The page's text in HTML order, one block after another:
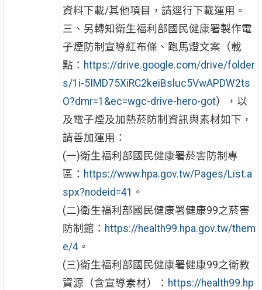
資料下載/其他項目，請逕行下載運用。
三、另轉知衛生福利部國民健康署製作電
子煙防制宣導紅布條、跑馬燈文案（載
點： https://drive.google.com/drive/folder
s/1i-5IMD75XiRC2keiBsluc5VwAPDW2ts
O?dmr=1&ec=wgc-drive-hero-got），以
及電子煙及加熱菸防制資訊與素材如下，
請善加運用：
(一)衛生福利部國民健康署菸害防制專
區： https://www.hpa.gov.tw/Pages/List.a
spx?nodeid=41 。
(二)衛生福利部國民健康署健康99之菸害
防制館： https://health99.hpa.gov.tw/them
e/4。
(三)衛生福利部國民健康署健康99之衛教
資源（含宣導素材）： https://health99.hp